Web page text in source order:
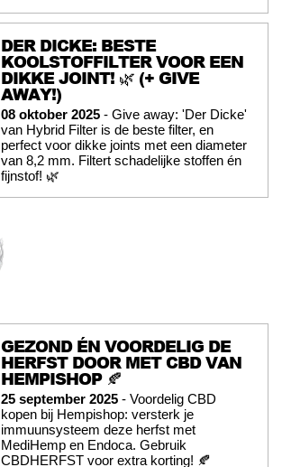
DER DICKE: BESTE
KOOLSTOFFILTER VOOR EEN
DIKKE JOINT! 🌿 (+ GIVE
AWAY!)
08 oktober 2025 - Give away: 'Der Dicke'
van Hybrid Filter is de beste filter, en
perfect voor dikke joints met een diameter
van 8,2 mm. Filtert schadelijke stoffen én
fijnstof! 🌿
GEZOND ÉN VOORDELIG DE
HERFST DOOR MET CBD VAN
HEMPISHOP 🍂
25 september 2025 - Voordelig CBD
kopen bij Hempishop: versterk je
immuunsysteem deze herfst met
MediHemp en Endoca. Gebruik
CBDHERFST voor extra korting! 🍂